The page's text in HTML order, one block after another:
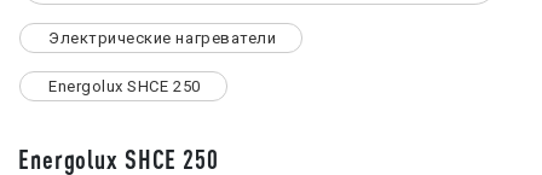
Электрические нагреватели
Energolux SHCE 250
Energolux SHCE 250